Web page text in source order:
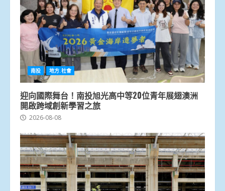
南投 地方.社會
迎向國際舞台！南投旭光高中等20位青年展翅澳洲
開啟跨域創新學習之旅
2026-08-08